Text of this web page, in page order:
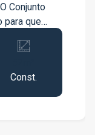
Conjunto
para que
Um
e bem
e arejada;
Agende
Const.